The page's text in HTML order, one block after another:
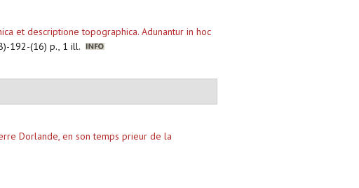
et descriptione topographica. Adunantur in hoc
192-(16) p., 1 ill.
Dorlande, en son temps prieur de la